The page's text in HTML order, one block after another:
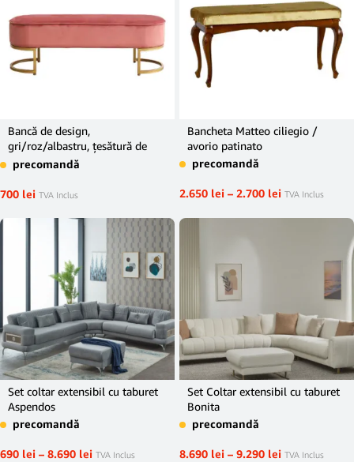
Bancă de design,
gri/roz/albastru, ţesătură de
catifea, MIRILA NEW
precomandă
700 lei TVA Inclus
Bancheta Matteo ciliegio /
avorio patinato
precomandă
2.650 lei – 2.700 lei TVA Inclus
Set coltar extensibil cu taburet
Aspendos
precomandă
690 lei – 8.690 lei TVA Inclus
Set Coltar extensibil cu taburet
Bonita
precomandă
8.690 lei – 9.290 lei TVA Inclus